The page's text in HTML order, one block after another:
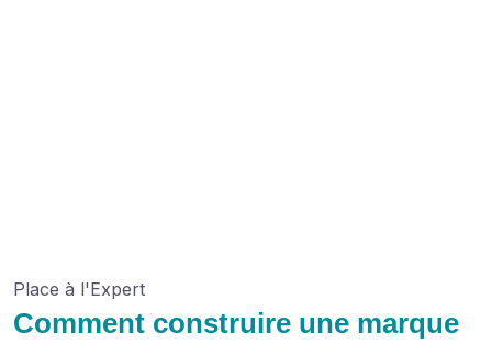
Place à l'Expert
Comment construire une marque